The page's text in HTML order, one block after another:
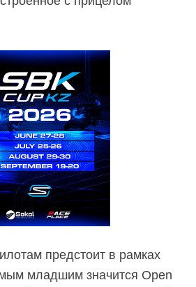
предстоит в рамках
младшим значится Open